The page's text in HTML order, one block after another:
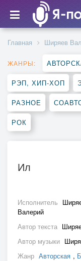
Главная Ширяев
ЖАНРЫ:
РЭП, ХИП-ХОП
РАЗНОЕ
РОК
Ил
Исполнитель
Валерий
Автор текста
Автор музыки
Жанр Авторская ,